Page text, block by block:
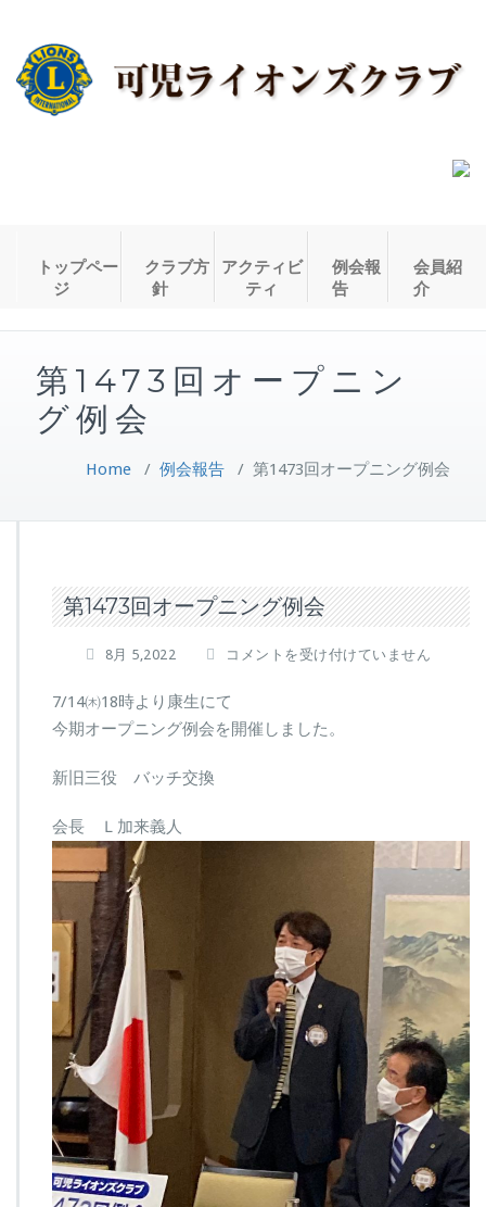
トップペー
ジ
クラブ方
針
アクティビ
ティ
例会報
告
会員紹
介
第1473回オープニン
グ例会
Home / 例会報告 / 第1473回オープニング例会
第1473回オープニング例会
8月 5,2022
第
オ
ー
コメントを受け付けていません
7/14㈭18時より康生にて
今期オープニング例会を開催しました。
新旧三役 バッチ交換
会長 Ｌ加来義人